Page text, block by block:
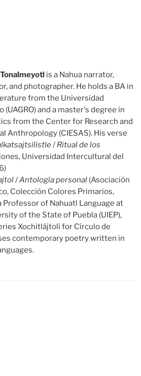
is a Nahua narrator,
and photographer. He holds a BA in
from the Universidad
and a master's degree in
from the Center for Research and
Anthropology (CIESAS). His verse
/ Ritual de los
Universidad Intercultural del
/Antología personal (Asociación
Colección Colores Primarios,
Professor of Nahuatl Language at
of the State of Puebla (UIEP),
Xochitlájtoli for Círculo de
contemporary poetry written in